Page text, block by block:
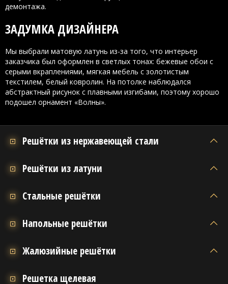
демонтажа.
ЗАДУМКА ДИЗАЙНЕРА
Мы выбрали матовую латунь из-за того, что интерьер
заказчика был оформлен в светлых тонах: бежевые обои с
серыми вкраплениями, мягкая мебель с золотистым
текстилем, белый ковролин. На потолке наблюдался
абстрактный рисунок с плавными изгибами, поэтому хорошо
подошел орнамент «Волны».
Решётки из нержавеющей стали
Решётки из латуни
Стальные решётки
Напольные решётки
Жалюзийные решётки
Решетка щелевая